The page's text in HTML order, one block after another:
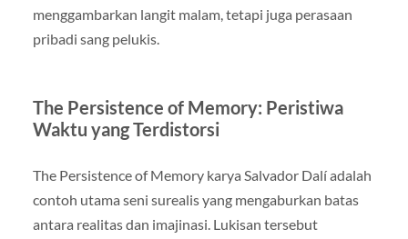
menggambarkan langit malam, tetapi juga perasaan
pribadi sang pelukis.
The Persistence of Memory: Peristiwa
Waktu yang Terdistorsi
The Persistence of Memory karya Salvador Dalí adalah
contoh utama seni surealis yang mengaburkan batas
antara realitas dan imajinasi. Lukisan tersebut